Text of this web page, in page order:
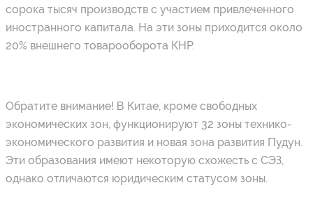
сорока тысяч производств с участием привлеченного
иностранного капитала. На эти зоны приходится около
20% внешнего товарооборота КНР.
Обратите внимание! В Китае, кроме свободных
экономических зон, функционируют 32 зоны технико-
экономического развития и новая зона развития Пудун.
Эти образования имеют некоторую схожесть с СЭЗ,
однако отличаются юридическим статусом зоны.